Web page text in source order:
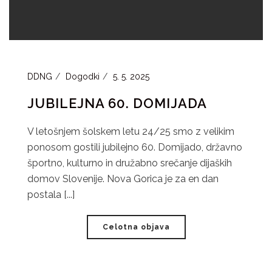
DDNG Dogodki 5. 5. 2025
JUBILEJNA 60. DOMIJADA
V letošnjem šolskem letu 24/25 smo z velikim
ponosom gostili jubilejno 60. Domijado, državno
športno, kulturno in družabno srečanje dijaških
domov Slovenije. Nova Gorica je za en dan
postala [...]
Celotna objava